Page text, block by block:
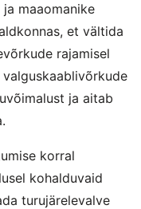
maaomanike
et vältida
rajamisel
ja aitab
korral
kohalduvaid
turujärelevalve